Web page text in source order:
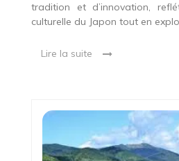
tradition et d’innovation,
culturelle du Japon tout en
Lire la suite